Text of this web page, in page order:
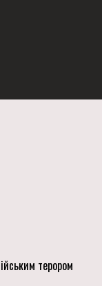
терором